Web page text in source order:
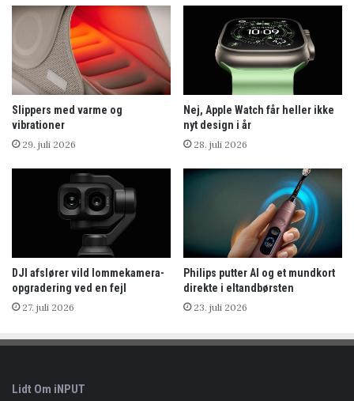
Slippers med varme og
vibrationer
29. juli 2026
Nej, Apple Watch får heller ikke
nyt design i år
28. juli 2026
DJI afslører vild lommekamera-
opgradering ved en fejl
27. juli 2026
Philips putter AI og et mundkort
direkte i eltandbørsten
23. juli 2026
Lidt Om iNPUT